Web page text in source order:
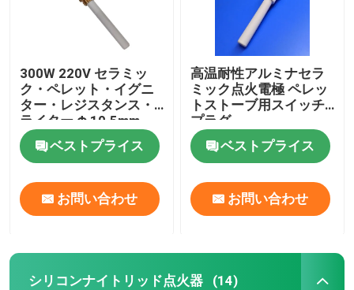
300W 220V セラミッ
ク・ペレット・イグニ
ター・レジスタンス・
ライター Φ 10.5mm
ベストプライス
お問い合わせ
高温耐性アルミナセラ
ミック点火電極 ペレッ
トストーブ用スイッチ
プラグ
ベストプライス
お問い合わせ
シリコンナイトリッド点火器 (14)